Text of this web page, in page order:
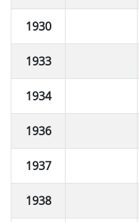
1930
1933
1934
1936
1937
1938